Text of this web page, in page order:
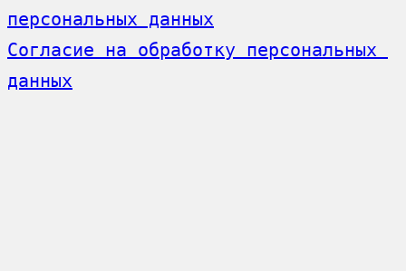
персональных данных
Согласие на обработку персональных
данных